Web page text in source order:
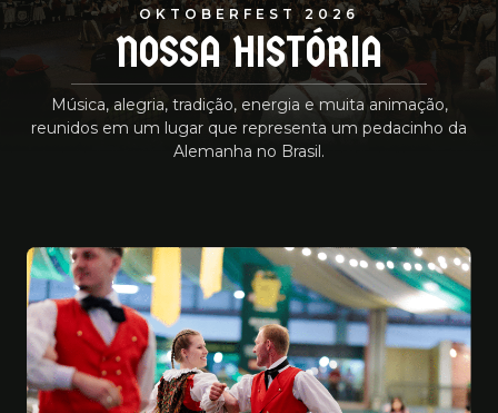
OKTOBERFEST 2026
NOSSA HISTÓRIA
Música, alegria, tradição, energia e muita animação,
reunidos em um lugar que representa um pedacinho da
Alemanha no Brasil.